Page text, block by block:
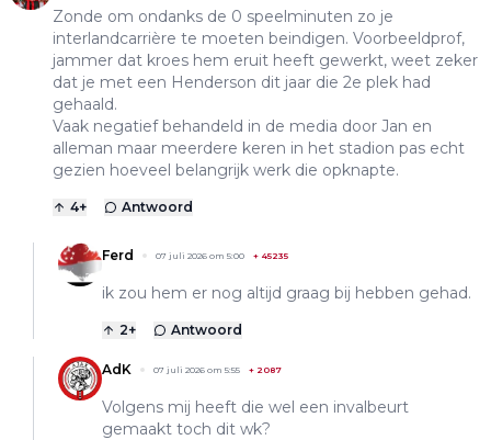
Zonde om ondanks de 0 speelminuten zo je
interlandcarrière te moeten beindigen. Voorbeeldprof,
jammer dat kroes hem eruit heeft gewerkt, weet zeker
dat je met een Henderson dit jaar die 2e plek had
gehaald.
Vaak negatief behandeld in de media door Jan en
alleman maar meerdere keren in het stadion pas echt
gezien hoeveel belangrijk werk die opknapte.
4+ Antwoord
Ferd 07 juli 2026 om 5:00 + 45235
ik zou hem er nog altijd graag bij hebben gehad.
2+ Antwoord
AdK 07 juli 2026 om 5:55 + 2087
Volgens mij heeft die wel een invalbeurt
gemaakt toch dit wk?